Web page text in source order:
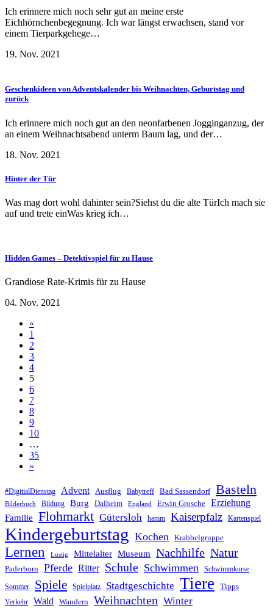
Ich erinnere mich noch sehr gut an meine erste
Eichhörnchenbegegnung. Ich war längst erwachsen, stand vor
einem Tierparkgehege…
19. Nov. 2021
Geschenkideen von Adventskalender bis Weihnachten, Geburtstag und
zurück
Ich erinnere mich noch gut an den neonfarbenen Jogginganzug, der
an einem Weihnachtsabend unterm Baum lag, und der…
18. Nov. 2021
Hinter der Tür
Was mag dort wohl dahinter sein?Siehst du die alte TürIch mach sie
auf und trete einWas krieg ich…
Hidden Games – Detektivspiel für zu Hause
Grandiose Rate-Krimis für zu Hause
04. Nov. 2021
«
1
2
3
4
5
6
7
8
9
10
…
35
»
#DigitialDienstag Advent Ausflug Babytreff Bad Sassendorf Basteln
Bilderbuch Bildung Burg Dalheim England Erwin Grosche Erziehung
Familie Flohmarkt Gütersloh hamm Kaiserpfalz Kartenspiel
Kindergeburtstag Kochen Krabbelgruppe
Lernen Lustig Mittelalter Museum Nachhilfe Natur
Paderborn Pferde Ritter Schule Schwimmen Schwimmkurse
Sommer Spiele Spielplatz Stadtgeschichte Tiere Tipps
Verkehr Wald Wandern Weihnachten Winter